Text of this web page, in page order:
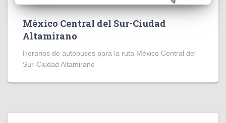
México Central del Sur-Ciudad
Altamirano
Horarios de autobuses para la ruta México Central del
Sur-Ciudad Altamirano